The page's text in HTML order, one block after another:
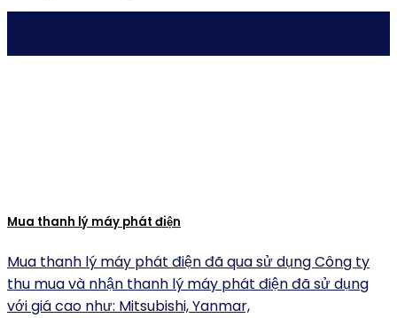
Mua thanh lý máy phát điện
Mua thanh lý máy phát điện đã qua sử dụng Công ty
thu mua và nhận thanh lý máy phát điện đã sử dụng
với giá cao như: Mitsubishi, Yanmar,